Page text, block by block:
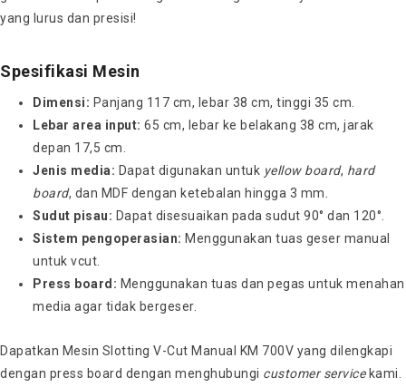
yang lurus dan presisi!
Spesifikasi Mesin
Dimensi: Panjang 117 cm, lebar 38 cm, tinggi 35 cm.
Lebar area input: 65 cm, lebar ke belakang 38 cm, jarak
depan 17,5 cm.
Jenis media: Dapat digunakan untuk yellow board, hard
board, dan MDF dengan ketebalan hingga 3 mm.
Sudut pisau: Dapat disesuaikan pada sudut 90° dan 120°.
Sistem pengoperasian: Menggunakan tuas geser manual
untuk vcut.
Press board: Menggunakan tuas dan pegas untuk menahan
media agar tidak bergeser.
Dapatkan Mesin Slotting V-Cut Manual KM 700V yang dilengkapi
dengan press board dengan menghubungi customer servicekami.